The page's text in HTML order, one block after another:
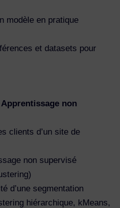
modèle en pratique
et datasets pour
non
clients d’un site de
non supervisé
d’une segmentation
hiérarchique, kMeans,